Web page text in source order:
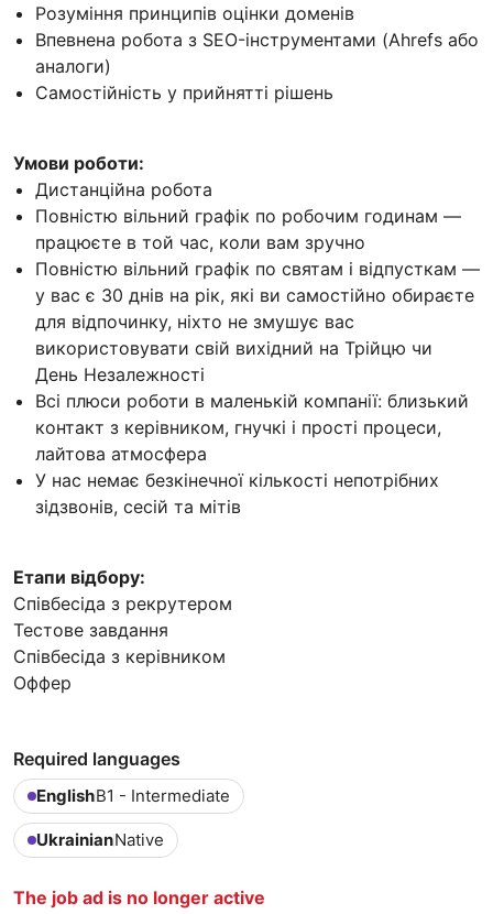
Розуміння принципів оцінки доменів
Впевнена робота з SEO-інструментами (Ahrefs або
аналоги)
Самостійність у прийнятті рішень
Умови роботи:
Дистанційна робота
Повністю вільний графік по робочим годинам —
працюєте в той час, коли вам зручно
Повністю вільний графік по святам і відпусткам —
у вас є 30 днів на рік, які ви самостійно обираєте
для відпочинку, ніхто не змушує вас
використовувати свій вихідний на Трійцю чи
День Незалежності
Всі плюси роботи в маленькій компанії: близький
контакт з керівником, гнучкі і прості процеси,
лайтова атмосфера
У нас немає безкінечної кількості непотрібних
зідзвонів, сесій та мітів
Етапи відбору:
Співбесіда з рекрутером
Тестове завдання
Співбесіда з керівником
Оффер
Required languages
EnglishB1 - Intermediate
UkrainianNative
The job ad is no longer active